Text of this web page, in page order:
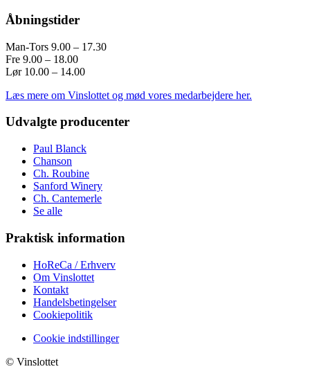
Åbningstider
Man-Tors 9.00 – 17.30
Fre 9.00 – 18.00
Lør 10.00 – 14.00
Læs mere om Vinslottet og mød vores medarbejdere her.
Udvalgte producenter
Paul Blanck
Chanson
Ch. Roubine
Sanford Winery
Ch. Cantemerle
Se alle
Praktisk information
HoReCa / Erhverv
Om Vinslottet
Kontakt
Handelsbetingelser
Cookiepolitik
Cookie indstillinger
© Vinslottet